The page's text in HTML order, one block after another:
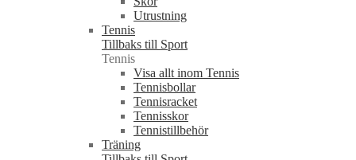
Utrustning
Tennis
Tillbaks till Sport
Tennis
Visa allt inom Tennis
Tennisbollar
Tennisracket
Tennisskor
Tennistillbehör
Träning